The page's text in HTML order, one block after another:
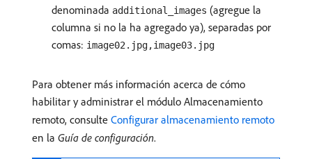
denominada additional_images (agregue la
columna si no la ha agregado ya), separadas por
comas: image02.jpg,image03.jpg
Para obtener más información acerca de cómo
habilitar y administrar el módulo Almacenamiento
remoto, consulte Configurar almacenamiento remoto
en la Guía de configuración.